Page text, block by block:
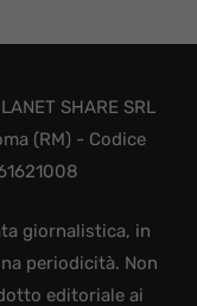
SHARE SRL
(RM) - Codice
giornalistica, in
periodicità. Non
editoriale ai